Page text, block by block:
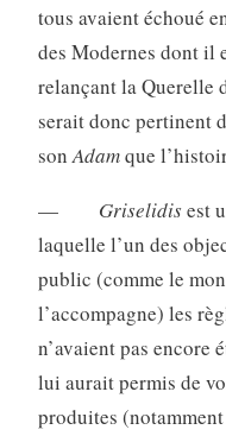
tous avaient échoué
des Modernes dont il
relançant la Querelle
serait donc pertinent
sonAdamque
— Griselidisest
laquelle l’un des
public (comme le
l’accompagne) les
n’avaient pas encore
lui aurait permis de
produites